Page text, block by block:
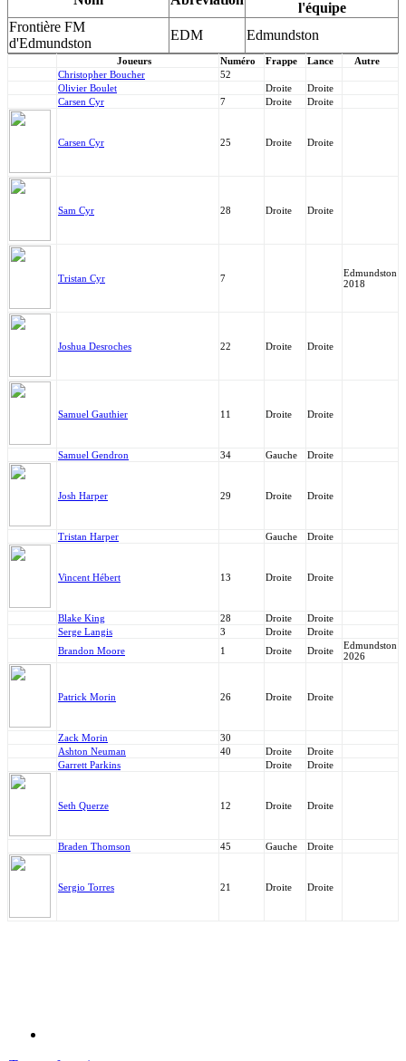
l'équipe
Frontière FM
d'Edmundston
EDM Edmundston
Joueurs Numéro Frappe Lance
Autre
Christopher Boucher
52
Olivier Boulet
Droite
Droite
Carsen Cyr
7 Droite Droite
Carsen Cyr 25 Droite Droite
Sam Cyr 28 Droite Droite
Tristan Cyr 7
Edmundston
2018
Joshua Desroches 22 Droite Droite
Samuel Gauthier 11 Droite Droite
Samuel Gendron 34 Gauche Droite
Josh Harper 29 Droite Droite
Tristan Harper Gauche Droite
Vincent Hébert 13 Droite Droite
Blake King 28 Droite
Droite
Serge Langis
3 Droite
Droite
Brandon Moore
1 Droite Droite
Edmundston
2026
Patrick Morin 26 Droite Droite
Zack Morin
30
Ashton Neuman
40 Droite
Droite
Garrett Parkins
Droite Droite
Seth Querze 12 Droite Droite
Braden Thomson 45 Gauche Droite
Sergio Torres 21 Droite Droite